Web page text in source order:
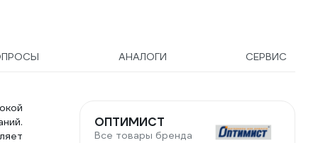
АНАЛОГИ СЕРВИС
ОПТИМИСТ
Все товары бренда